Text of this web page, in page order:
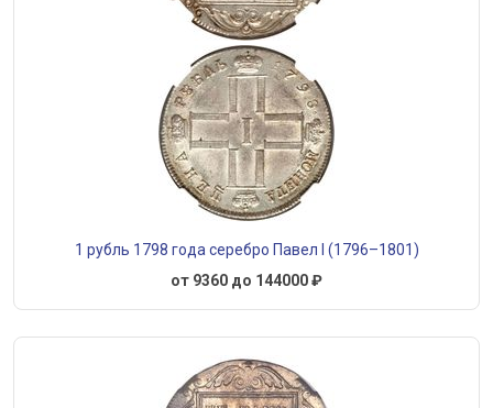
1 рубль 1798 года серебро Павел I (1796–1801)
от 9360 до 144000 ₽